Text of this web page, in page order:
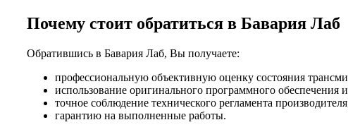
Почему стоит обратиться в Бавария Лаб
Обратившись в Бавария Лаб, Вы получаете:
профессиональную объективную оценку состояния
использование оригинального программного обеспечения
точное соблюдение технического регламента
гарантию на выполненные работы.